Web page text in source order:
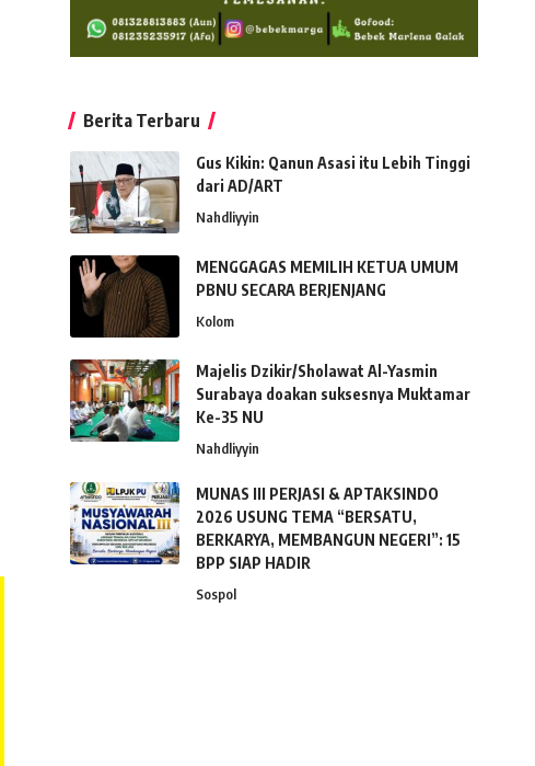
Berita Terbaru
Gus Kikin: Qanun Asasi itu Lebih Tinggi
dari AD/ART
Nahdliyyin
MENGGAGAS MEMILIH KETUA UMUM
PBNU SECARA BERJENJANG
Kolom
Majelis Dzikir/Sholawat Al-Yasmin
Surabaya doakan suksesnya Muktamar
Ke-35 NU
Nahdliyyin
MUNAS III PERJASI & APTAKSINDO
2026 USUNG TEMA “BERSATU,
BERKARYA, MEMBANGUN NEGERI”: 15
BPP SIAP HADIR
Sospol